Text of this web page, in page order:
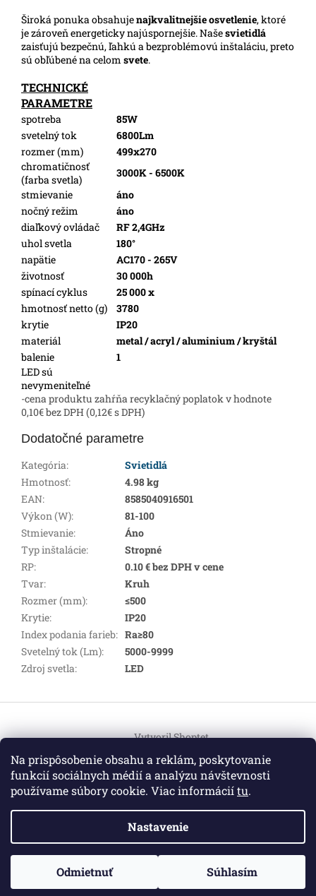
Na prispôsobenie obsahu a reklám, poskytovanie
funkcií sociálnych médií a analýzu návštevnosti
používame súbory cookie. Viac informáciítu.
Nastavenie
Odmietnuť Súhlasím
ZO ZDRAVOTNÝCH DÔVODOV BUDÚ VAŠE OBJEDNÁVKY
Široká ponuka obsahujenajkvalitnejšie osvetlenie, ktoré
je zároveň energeticky najúspornejšie. Našesvietidlá
zaisťujú bezpečnú, ľahkú a bezproblémovú inštaláciu, preto
sú obľúbené na celom svete.
TECHNICKÉ
PARAMETRE
spotreba
85W
svetelný tok
6800Lm
rozmer (mm)
499x270
chromatičnosť
(farba svetla)
3000K - 6500K
stmievanie
áno
nočný režim
áno
diaľkový ovládač
RF 2,4GHz
uhol svetla
180°
napätie
AC170 - 265V
životnosť
30 000h
spínací cyklus
25 000 x
hmotnosť netto (g)
3780
krytie
IP20
materiál
metal / acryl / aluminium / kryštál
balenie
1
LED sú
nevymeniteľné
-cena produktu zahŕňa recyklačný poplatok v hodnote
0,10€ bez DPH (0,12€ s DPH)
Dodatočné parametre
Kategória:
Svietidlá
Hmotnosť:
4.98 kg
EAN:
8585040916501
Výkon (W):
81-100
Stmievanie:
Áno
Typ inštalácie:
Stropné
RP:
0.10 € bez DPH v cene
Tvar:
Kruh
Rozmer (mm):
≤500
Krytie:
IP20
Index podania farieb: Ra≥80
Svetelný tok (Lm):
5000-9999
Zdroj svetla: LED
p
Vytvoril Shoptet
Copyright 2026HEMI Elektro. Všetky práva vyhradené.
Upraviť nastavenie cookies
Informácie pre vás
|Certifikáty| Kontakt|Obchodné
podmienky|GDPR